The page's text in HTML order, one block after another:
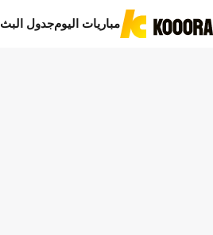
مباريات اليومجدول البث